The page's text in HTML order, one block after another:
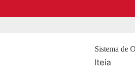
Sistema de
Iteia